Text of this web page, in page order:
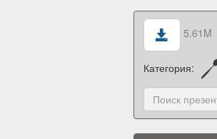
5.61M
Категория: